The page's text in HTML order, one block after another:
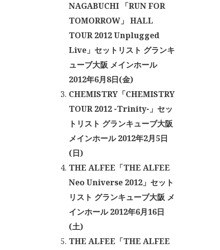
NAGABUCHI 「RUN FOR
TOMORROW」 HALL
TOUR 2012 Unplugged
Live」セットリスト グランキ
ューブ大阪 メインホール
2012年6月8日(金)
CHEMISTRY「CHEMISTRY
TOUR 2012 -Trinity-」セッ
トリスト グランキューブ大阪
メインホール 2012年2月5日
(日)
THE ALFEE「THE ALFEE
Neo Universe 2012」セット
リスト グランキューブ大阪 メ
インホール 2012年6月16日
(土)
THE ALFEE「THE ALFEE